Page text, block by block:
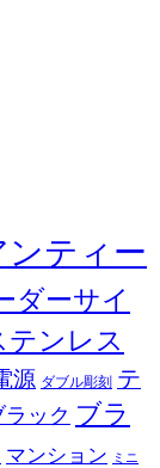
ンティー
ダーサイ
テンレス
源 ダブル彫刻 テ
ラック ブラ
マンション ミニ